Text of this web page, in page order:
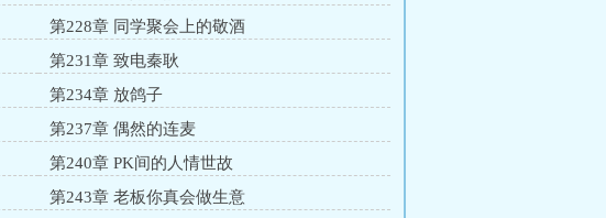
第228章 同学聚会上的敬酒
第231章 致电秦耿
第234章 放鸽子
第237章 偶然的连麦
第240章 PK间的人情世故
第243章 老板你真会做生意